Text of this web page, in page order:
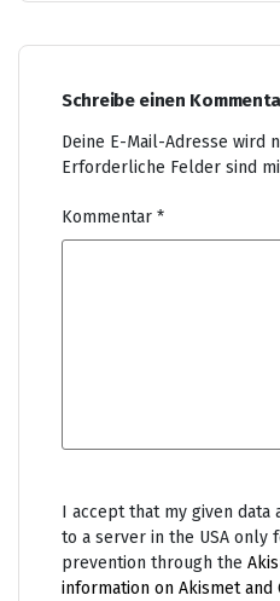
Schreibe einen
Deine E-Mail-Adresse wird
Erforderliche Felder sind
Kommentar *
I accept that my given data
to a server in the USA only
prevention through the
information on Akismet and